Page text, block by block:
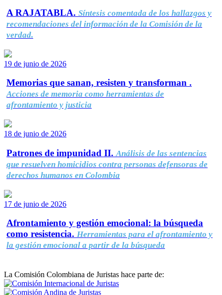
A RAJATABLA. Síntesis comentada de los hallazgos y
recomendaciones del información de la Comisión de la
verdad.
19 de junio de 2026
Memorias que sanan, resisten y transforman .
Acciones de memoria como herramientas de
afrontamiento y justicia
18 de junio de 2026
Patrones de impunidad II. Análisis de las sentencias
que resuelven homicidios contra personas defensoras de
derechos humanos en Colombia
17 de junio de 2026
Afrontamiento y gestión emocional: la búsqueda
como resistencia. Herramientas para el afrontamiento y
la gestión emocional a partir de la búsqueda
La Comisión Colombiana de Juristas hace parte de: